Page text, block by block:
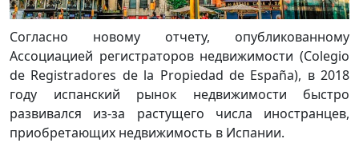
Согласно новому отчету, опубликованному
Ассоциацией регистраторов недвижимости (Colegio
de Registradores de la Propiedad de España), в 2018
году испанский рынок недвижимости быстро
развивался из-за растущего числа иностранцев,
приобретающих недвижимость в Испании.